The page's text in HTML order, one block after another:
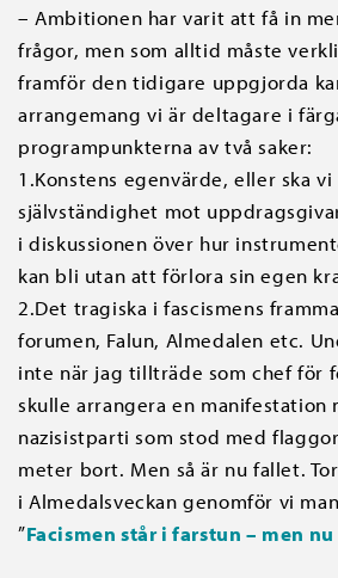
– Ambitionen har varit att få in
frågor, men som alltid måste
framför den tidigare uppgjorda
arrangemang vi är deltagare i
programpunkterna av två saker:
1.Konstens egenvärde, eller ska vi
självständighet mot
i diskussionen över hur
kan bli utan att förlora sin egen
2.Det tragiska i fascismens
forumen, Falun, Almedalen etc.
inte när jag tillträde som chef för
skulle arrangera en manifestation
nazisistparti som stod med
meter bort. Men så är nu fallet.
i Almedalsveckan genomför vi
”Facismen står i farstun – men